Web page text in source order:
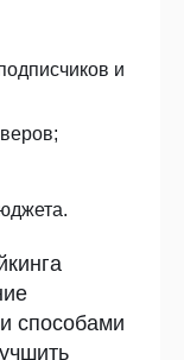
и
способами